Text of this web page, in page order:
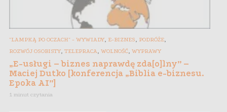
"LAMPKĄ PO OCZACH" - WYWIADY, E-BIZNES PODRÓŻE
ROZWÓJ OSOBISTY, TELEPRACA WOLNOŚĆ WYPRAWY
„E-usługi – biznes naprawdę zda[o]lny” –
Maciej Dutko [konferencja „Biblia e-biznesu.
Epoka AI”]
1 minut czytania